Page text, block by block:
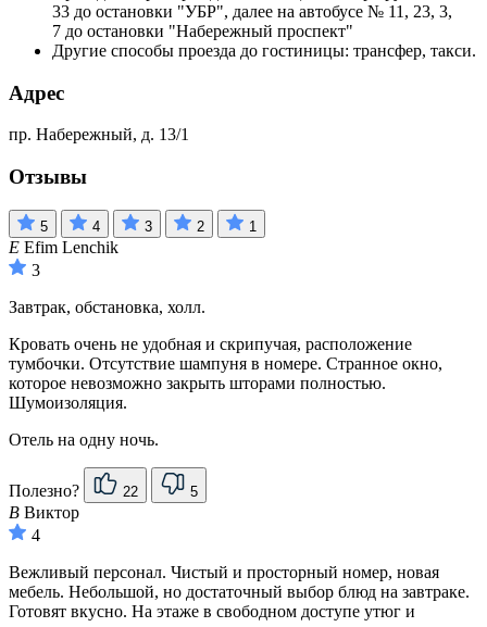
33 до остановки "УБР", далее на автобусе № 11, 23, 3,
7 до остановки "Набережный проспект"
Другие способы проезда до гостиницы: трансфер, такси.
Адрес
пр. Набережный, д. 13/1
Отзывы
5 4 3 2 1
E Efim Lenchik
3
Завтрак, обстановка, холл.
Кровать очень не удобная и скрипучая, расположение
тумбочки. Отсутствие шампуня в номере. Странное окно,
которое невозможно закрыть шторами полностью.
Шумоизоляция.
Отель на одну ночь.
Полезно? 22 5
В Виктор
4
Вежливый персонал. Чистый и просторный номер, новая
мебель. Небольшой, но достаточный выбор блюд на завтраке.
Готовят вкусно. На этаже в свободном доступе утюг и